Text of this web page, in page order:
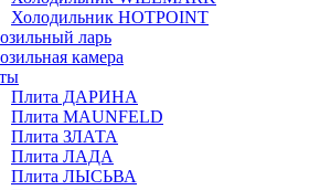
Холодильник HOTPOINT
ларь
камера
Плита ДАРИНА
Плита MAUNFELD
Плита ЗЛАТА
Плита ЛАДА
Плита ЛЫСЬВА